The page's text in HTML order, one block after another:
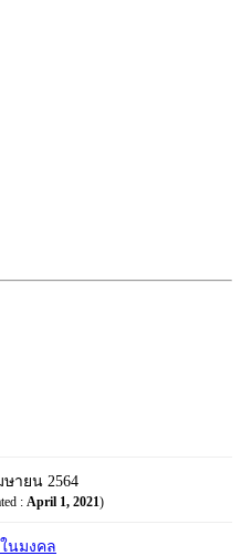
ษายน 2564
: April 1, 2021)
นมงคล